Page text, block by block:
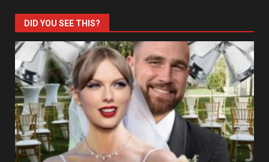
DID YOU SEE THIS?